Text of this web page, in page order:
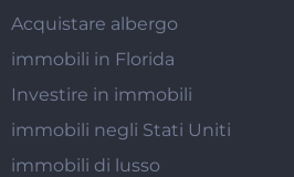
Acquistare albergo
immobili in Florida
Investire in immobili
immobili negli Stati Uniti
immobili di lusso